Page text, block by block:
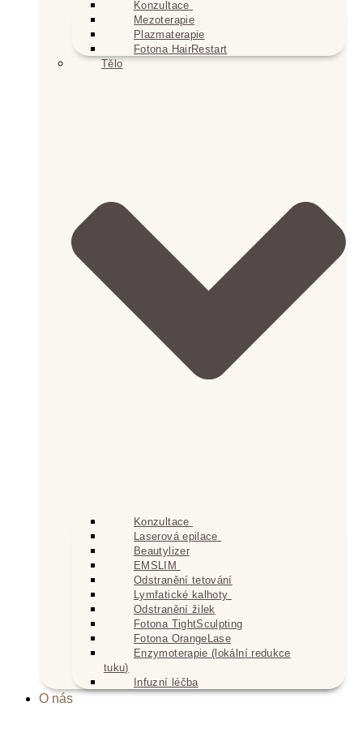
Konzultace
Mezoterapie
Plazmaterapie
Fotona HairRestart
Tělo
Konzultace
Laserová epilace
Beautylizer
EMSLIM
Odstranění tetování
Lymfatické kalhoty
Odstranění žilek
Fotona TightSculpting
Fotona OrangeLase
Enzymoterapie (lokální redukce
tuku)
Infuzní léčba
O nás